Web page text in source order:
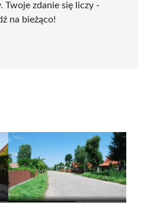
Twoje zdanie się liczy -
na bieżąco!